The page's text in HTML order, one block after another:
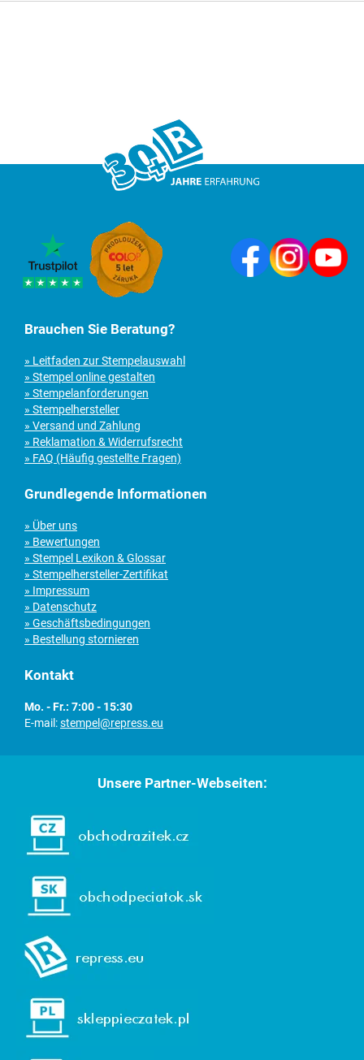
Brauchen Sie Beratung?
» Leitfaden zur Stempelauswahl
» Stempel online gestalten
» Stempelanforderungen
» Stempelhersteller
» Versand und Zahlung
» Reklamation & Widerrufsrecht
» FAQ (Häufig gestellte Fragen)
Grundlegende Informationen
» Über uns
» Bewertungen
» Stempel Lexikon & Glossar
» Stempelhersteller-Zertifikat
» Impressum
» Datenschutz
» Geschäftsbedingungen
» Bestellung stornieren
Kontakt
Mo. - Fr.: 7:00 - 15:30
E-mail:stempel@repress.eu
Unsere Partner-Webseiten: